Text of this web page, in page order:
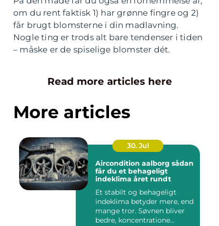
om du rent faktisk 1) har grønne fingre og 2)
får brugt blomsterne i din madlavning.
Nogle ting er trods alt bare tendenser i tiden
– måske er de spiselige blomster dét.
Read more articles here
More articles
30. Jul
Aircondition aalborg sådan
får du et behageligt
indeklima året rundt
Et stabilt og behageligt
indeklima betyder mere, end
mange tror. Søvnen bliver
bedre, koncentratione...